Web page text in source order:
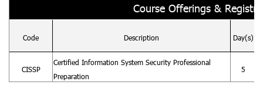
Course Offerings &
Code Description Day(s)
CISSP
Certified Information System Security Professional
Preparation
5